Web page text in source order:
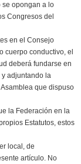
se opongan a lo
Congresos del
en el Consejo
cuerpo conductivo, el
deberá fundarse en
adjuntando la
que dispuso
la Federación en la
Estatutos, estos
local, de
artículo. No